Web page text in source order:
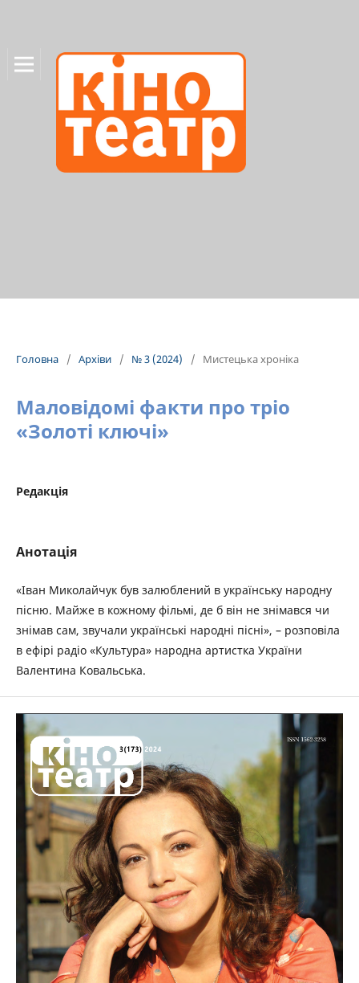
Головна / Архіви / № 3 (2024) / Мистецька хроніка
Маловідомі факти про тріо
«Золоті ключі»
Редакція
Анотація
«Іван Миколайчук був залюблений в українську народну
пісню. Майже в кожному фільмі, де б він не знімався чи
знімав сам, звучали українські народні пісні», – розповіла
в ефірі радіо «Культура» народна артистка України
Валентина Ковальська.